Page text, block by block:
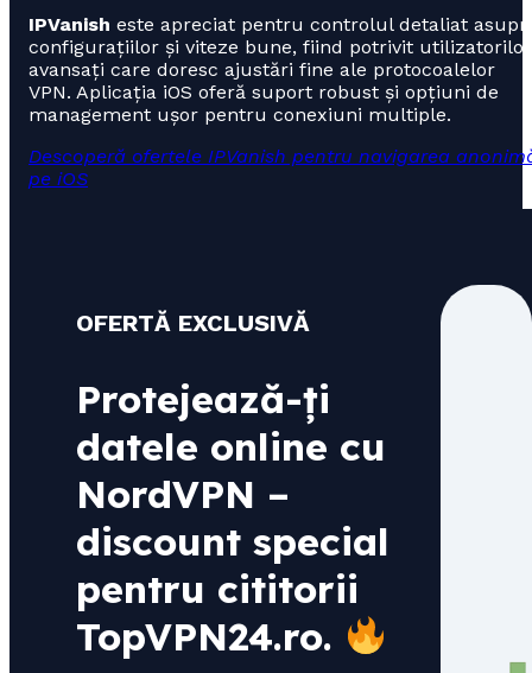
IPVanish este apreciat pentru controlul detaliat
configurațiilor și viteze bune, fiind potrivit utilizatorilor
avansați care doresc ajustări fine ale protocoalelor
VPN. Aplicația iOS oferă suport robust și opțiuni de
management ușor pentru conexiuni multiple.
Descoperă ofertele IPVanish pentru navigarea
pe iOS
OFERTĂ EXCLUSIVĂ
Protejează-ți
datele online cu
NordVPN –
discount special
pentru cititorii
TopVPN24.ro.